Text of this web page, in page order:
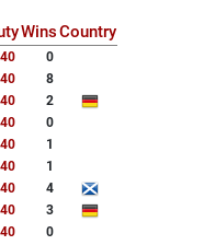
WinsCountry
40
0
40
8
40
2
40
0
40
1
40
1
40
4
40
3
40
0